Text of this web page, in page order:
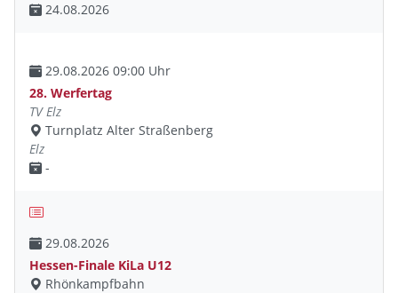
24.08.2026
29.08.2026 09:00 Uhr
28. Werfertag
TV Elz
Turnplatz Alter Straßenberg
Elz
-
29.08.2026
Hessen-Finale KiLa U12
Rhönkampfbahn